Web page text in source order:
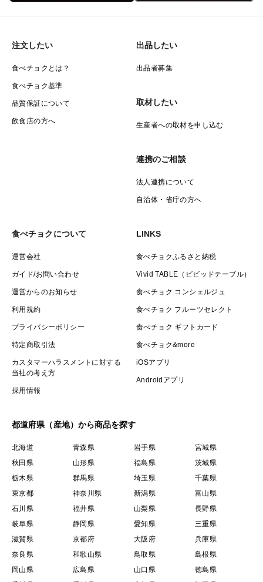
注文したい
食べチョクとは？
食べチョク基準
品質保証について
飲食店の方へ
出品したい
出品者募集
取材したい
生産者への取材を申し込む
連携のご相談
法人連携について
自治体・省庁の方へ
食べチョクについて
運営会社
ガイド/お問い合わせ
運営からのお知らせ
利用規約
プライバシーポリシー
特定商取引法
カスタマーハラスメントに対する
当社の考え方
採用情報
LINKS
食べチョクふるさと納税
Vivid TABLE（ビビッドテーブル）
食べチョク コンシェルジュ
食べチョク フルーツセレクト
食べチョク ギフトカード
食べチョク&more
iOSアプリ
Androidアプリ
都道府県（産地）から商品を探す
北海道 青森県 岩手県
宮城県
秋田県
山形県 福島県
茨城県
栃木県
群馬県 埼玉県
千葉県
東京都
神奈川県 新潟県
富山県
石川県
福井県 山梨県
長野県
岐阜県
静岡県 愛知県
三重県
滋賀県
京都府 大阪府
兵庫県
奈良県
和歌山県 鳥取県
島根県
岡山県
広島県 山口県
徳島県